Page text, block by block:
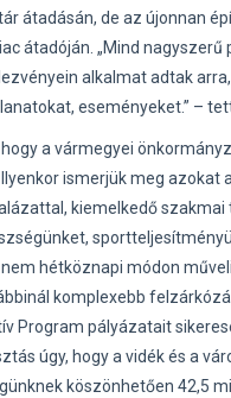
átadásán, de az újonnan
átadóján. „Mind
alkalmat adtak
eseményeket.” –
a vármegyei
ismerjük meg
kiemelkedő
hétköznapi módon
komplexebb
Program pályázatait
úgy, hogy a vidék és a
köszönhetően 42,5